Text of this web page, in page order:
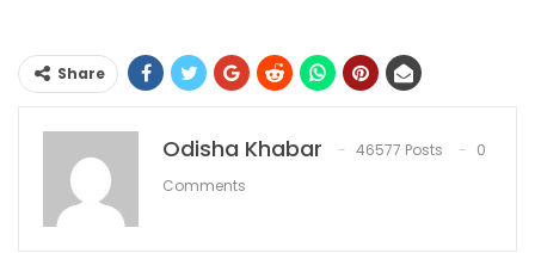
Share
Odisha Khabar 46577 Posts
0
Comments